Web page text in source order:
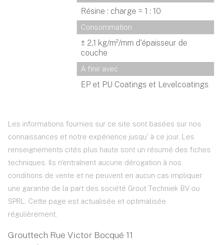
Résine : charge = 1 : 10
Consommation
± 2,1 kg/m²/mm d'épaisseur de
couche
A finir avec
EP et PU Coatings et Levelcoatings
Les informations fournies sur ce site sont basées sur nos
connaissances et notre expérience jusqu' à ce jour. Les
renseignements cités plus haute sont un résumé des fiches
techniques. Ils n'entraînent aucune dérogation à nos
conditions de vente et ne peuvent en aucun cas impliquer
une garantie de la part des société Grout Techniek BV ou
SPRL. Cette page est actualisée et optimalisée
régulièrement.
Grouttech Rue Victor Bocqué 11